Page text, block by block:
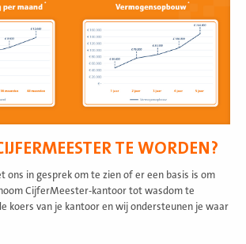
TE WORDEN?
ons in gesprek om te zien of er een basis is om
CijferMeester-kantoor tot wasdom te
koers van je kantoor en wij ondersteunen je waar